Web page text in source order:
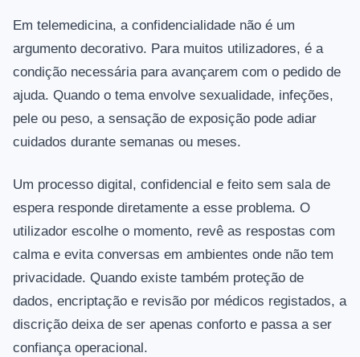
Em telemedicina, a confidencialidade não é um
argumento decorativo. Para muitos utilizadores, é a
condição necessária para avançarem com o pedido de
ajuda. Quando o tema envolve sexualidade, infeções,
pele ou peso, a sensação de exposição pode adiar
cuidados durante semanas ou meses.
Um processo digital, confidencial e feito sem sala de
espera responde diretamente a esse problema. O
utilizador escolhe o momento, revê as respostas com
calma e evita conversas em ambientes onde não tem
privacidade. Quando existe também proteção de
dados, encriptação e revisão por médicos registados, a
discrição deixa de ser apenas conforto e passa a ser
confiança operacional.